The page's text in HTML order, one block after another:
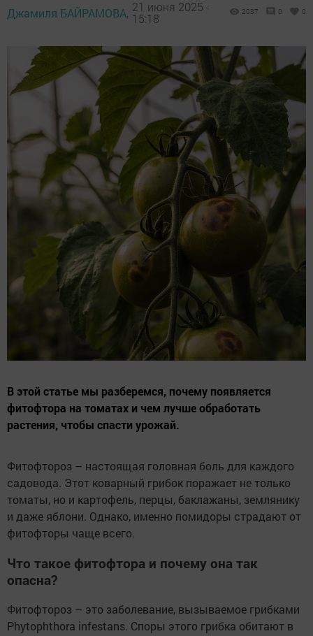
Джамиля БАЙРАМОВА, 21 июня 2025 -
15:18
2037 0 0
В этой статье мы разберемся, почему появляется
фитофтора на томатах и чем лучше обработать
растения, чтобы спасти урожай.
Фитофтороз – настоящая головная боль для каждого
садовода. Этот коварный грибок поражает не только
томаты, но и картофель, перцы, баклажаны, землянику
и даже яблони. Однако, именно помидоры страдают от
фитофторы чаще всего.
Что такое фитофтора и почему она так
опасна?
Фитофтороз – это заболевание, вызываемое грибками
Phytophthora infestans. Споры этого грибка обитают в